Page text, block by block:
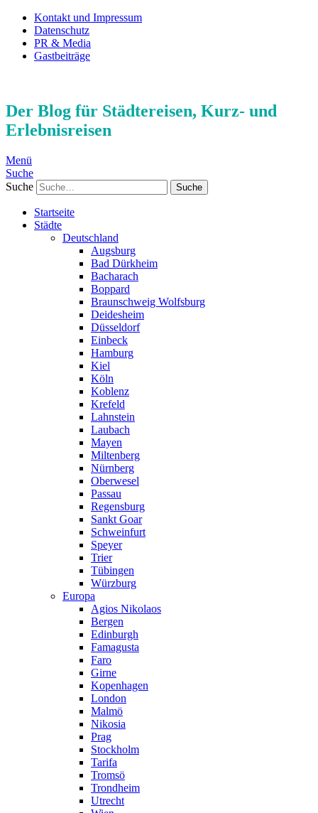
Kontakt und Impressum
Datenschutz
PR & Media
Gastbeiträge
Der Blog für Städtereisen, Kurz- und
Erlebnisreisen
Menü
Suche
Suche
Startseite
Städte
Deutschland
Augsburg
Bad Dürkheim
Bacharach
Boppard
Braunschweig Wolfsburg
Deidesheim
Düsseldorf
Einbeck
Hamburg
Kiel
Köln
Koblenz
Krefeld
Lahnstein
Laubach
Mayen
Miltenberg
Nürnberg
Oberwesel
Passau
Regensburg
Sankt Goar
Schweinfurt
Speyer
Trier
Tübingen
Würzburg
Europa
Agios Nikolaos
Bergen
Edinburgh
Famagusta
Faro
Girne
Kopenhagen
London
Malmö
Nikosia
Prag
Stockholm
Tarifa
Tromsö
Trondheim
Utrecht